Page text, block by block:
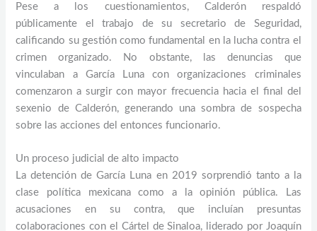
Pese a los cuestionamientos, Calderón respaldó
públicamente el trabajo de su secretario de Seguridad,
calificando su gestión como fundamental en la lucha contra el
crimen organizado. No obstante, las denuncias que
vinculaban a García Luna con organizaciones criminales
comenzaron a surgir con mayor frecuencia hacia el final del
sexenio de Calderón, generando una sombra de sospecha
sobre las acciones del entonces funcionario.
Un proceso judicial de alto impacto
La detención de García Luna en 2019 sorprendió tanto a la
clase política mexicana como a la opinión pública. Las
acusaciones en su contra, que incluían presuntas
colaboraciones con el Cártel de Sinaloa, liderado por Joaquín